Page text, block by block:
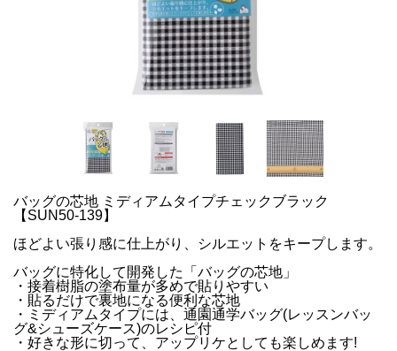
バッグの芯地 ミディアムタイプチェックブラック
【SUN50-139】
ほどよい張り感に仕上がり、シルエットをキープします。
バッグに特化して開発した「バッグの芯地」
・接着樹脂の塗布量が多めで貼りやすい
・貼るだけで裏地になる便利な芯地
・ミディアムタイプには、通園通学バッグ(レッスンバッ
グ&シューズケース)のレシピ付
・好きな形に切って、アップリケとしても楽しめます!